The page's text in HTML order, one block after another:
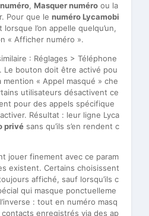
, Masquer numéro ou la
Pour que le numéro Lycamobi
l’on appelle quelqu’un,
« Afficher numéro ».
: Réglages > Téléphone
Le bouton doit être activé pou
mention « Appel masqué » che
utilisateurs désactivent ce
pour des appels spécifique
Résultat : leur ligne Lyca
privé sans qu’ils s’en rendent c
jouer finement avec ce param
existent. Certains choisissent
affiché, sauf lorsqu’ils c
qui masque ponctuelleme
: tout en numéro masq
enregistrés via des ap